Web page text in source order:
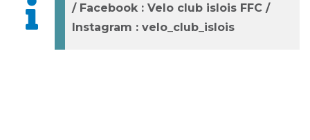
/ Facebook : Velo club islois FFC /
Instagram : velo_club_islois